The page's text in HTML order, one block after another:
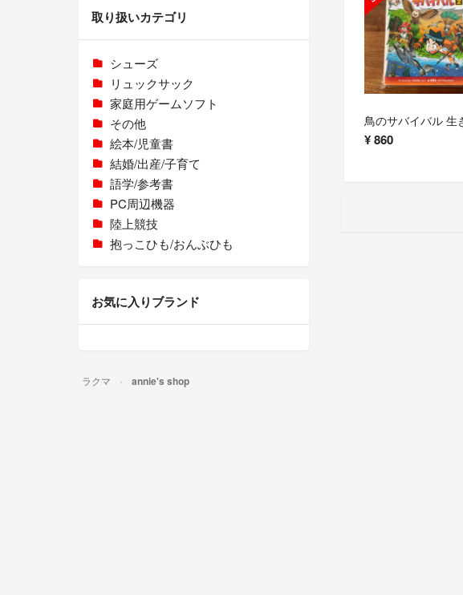
¥860
取り扱いカテゴリ
シューズ
リュックサック
家庭用ゲームソフト
その他
絵本/児童書
結婚/出産/子育て
語学/参考書
PC周辺機器
陸上競技
抱っこひも/おんぶひも
お気に入りブランド
ラクマ annie's shop